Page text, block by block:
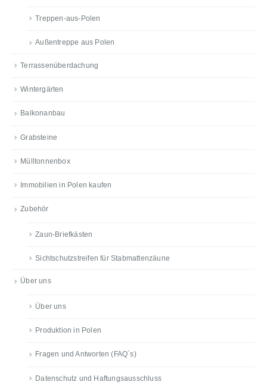
Treppen-aus-Polen
Außentreppe aus Polen
Terrassenüberdachung
Wintergärten
Balkonanbau
Grabsteine
Mülltonnenbox
Immobilien in Polen kaufen
Zubehör
Zaun-Briefkästen
Sichtschutzstreifen für Stabmattenzäune
Über uns
Über uns
Produktion in Polen
Fragen und Antworten (FAQ´s)
Datenschutz und Haftungsausschluss